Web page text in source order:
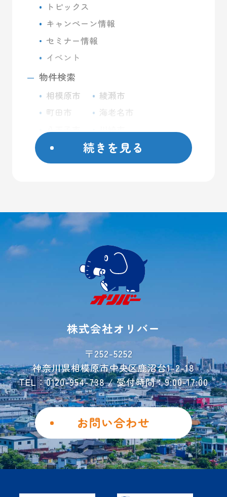
トピックス
キャンペーン情報
セミナー情報
イベント
物件検索
相模原市
町田市
八王子市
座間市
日野市
厚木市
綾瀬市
海老名市
川崎市
藤沢市
屋外コンテナ
大型ガレージ
初めての方へ
よくあるご質問
お荷物運搬サービス
お問い合わせ
ご解約フォーム
個人情報保護方針
Instagram
Facebook
続きを見る
株式会社オリバー
〒252-5252
神奈川県相模原市中央区鹿沼台1-2-18
TEL：0120-954-738 / 受付時間：9:00-17:00
お問い合わせ